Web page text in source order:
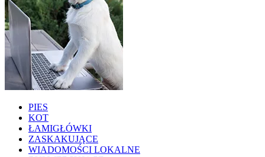
PIES
KOT
ŁAMIGŁÓWKI
ZASKAKUJĄCE
WIADOMOŚCI LOKALNE